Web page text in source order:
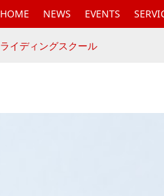
HOME NEWS EVENTS
ライディングスクール